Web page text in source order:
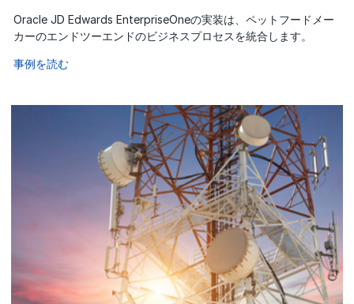
Oracle JD Edwards EnterpriseOneの実装は、ペットフードメー
カーのエンドツーエンドのビジネスプロセスを統合します。
事例を読む